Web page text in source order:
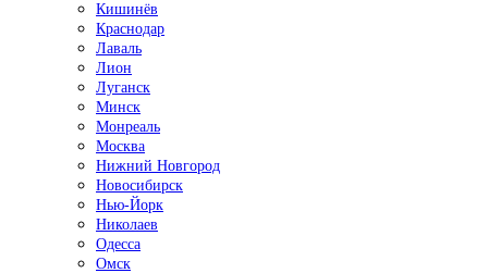
Кишинёв
Краснодар
Лаваль
Лион
Луганск
Минск
Монреаль
Москва
Нижний Новгород
Новосибирск
Нью-Йорк
Николаев
Одесса
Омск